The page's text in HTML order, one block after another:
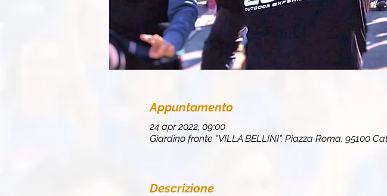
Appuntamento
24 apr 2022, 09:00
Giardino fronte "VILLA BELLINI", Piazza Roma, 95100
Descrizione